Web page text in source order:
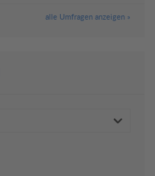
alle Umfragen anzeigen »